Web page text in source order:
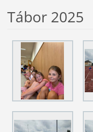
Tábor 2025